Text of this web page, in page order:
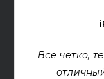
Все четко,